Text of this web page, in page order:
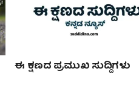
ಈ ಕ್ಷಣದ ಪ್ರಮುಖ ಸುದ್ದಿಗಳು